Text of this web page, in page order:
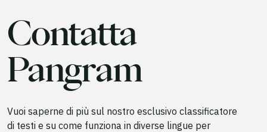
Contatta
Pangram
Vuoi saperne di più sul nostro esclusivo classificatore
di testi e su come funziona in diverse lingue per